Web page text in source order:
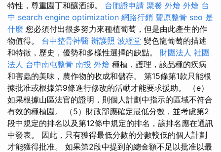
特性，尊重園丁和釀酒師。 台胞證申請 聚餐 外燴 外燴 台
中 search engine optimization 網路行銷 豐原整骨 seo 是
什麼 您必須付出很多努力來種植葡萄，但是由此產生的作
物值得。 台中整骨神醫 辦護照 波經堂 變色龍葡萄的描述
和特徵，歷史，優勢和多樣性選擇的缺點。 財團法人 社團
法人 台中南屯整骨 南投 外燴 種植，護理，該品種的疾病
和害蟲的美味，農作物的收成和儲存。 第15條第1款只能根
據批准或根據第9條進行修改的活動才能要求援助。 （e）
如果根據山區法官的證明，則個人計劃中指示的區域不符合
有效的種植園。 （5）財政部應確定最低分數，並考慮第2
段中規定的排名以及第12條中規定的排名，該排名應在通訊
中發表。 因此，只有獲得最低分數的分數較低的個人計劃
才能獲得批准。 如果第2段中提到的總金額不足以批准以最